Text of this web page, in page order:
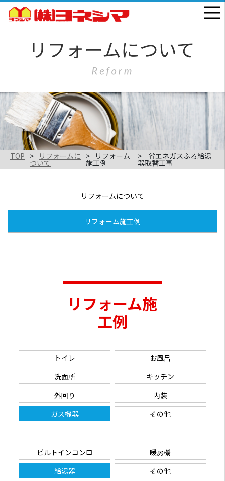
TOP リフォームに
ついて
リフォーム
施工例
省エネガスふろ給湯
器取替工事
リフォームについて
リフォーム施工例
リフォーム施
工例
トイレ
お風呂
洗面所
キッチン
外回り
内装
ガス機器
その他
ビルトインコンロ
暖房機
給湯器
その他